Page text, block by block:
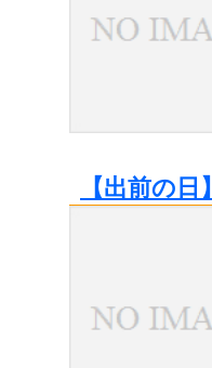
【出前の日】